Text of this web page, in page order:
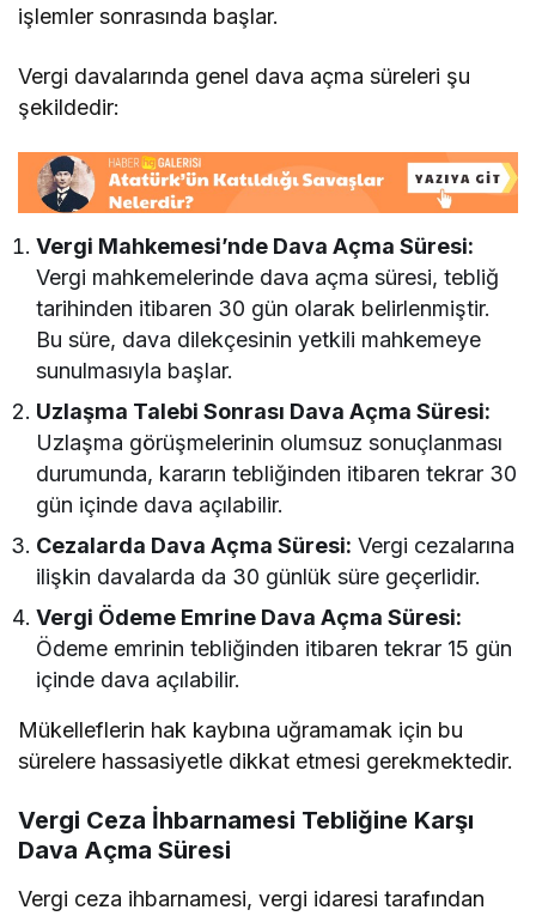
işlemler sonrasında başlar.
Vergi davalarında genel dava açma süreleri şu
şekildedir:
Vergi Mahkemesi’nde Dava Açma Süresi:
Vergi mahkemelerinde dava açma süresi, tebliğ
tarihinden itibaren 30 gün olarak belirlenmiştir.
Bu süre, dava dilekçesinin yetkili mahkemeye
sunulmasıyla başlar.
Uzlaşma Talebi Sonrası Dava Açma Süresi:
Uzlaşma görüşmelerinin olumsuz sonuçlanması
durumunda, kararın tebliğinden itibaren tekrar 30
gün içinde dava açılabilir.
Cezalarda Dava Açma Süresi: Vergi cezalarına
ilişkin davalarda da 30 günlük süre geçerlidir.
Vergi Ödeme Emrine Dava Açma Süresi:
Ödeme emrinin tebliğinden itibaren tekrar 15 gün
içinde dava açılabilir.
Mükelleflerin hak kaybına uğramamak için bu
sürelere hassasiyetle dikkat etmesi gerekmektedir.
Vergi Ceza İhbarnamesi Tebliğine Karşı
Dava Açma Süresi
Vergi ceza ihbarnamesi, vergi idaresi tarafından